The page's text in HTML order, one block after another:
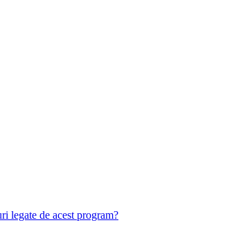
legate de acest program?